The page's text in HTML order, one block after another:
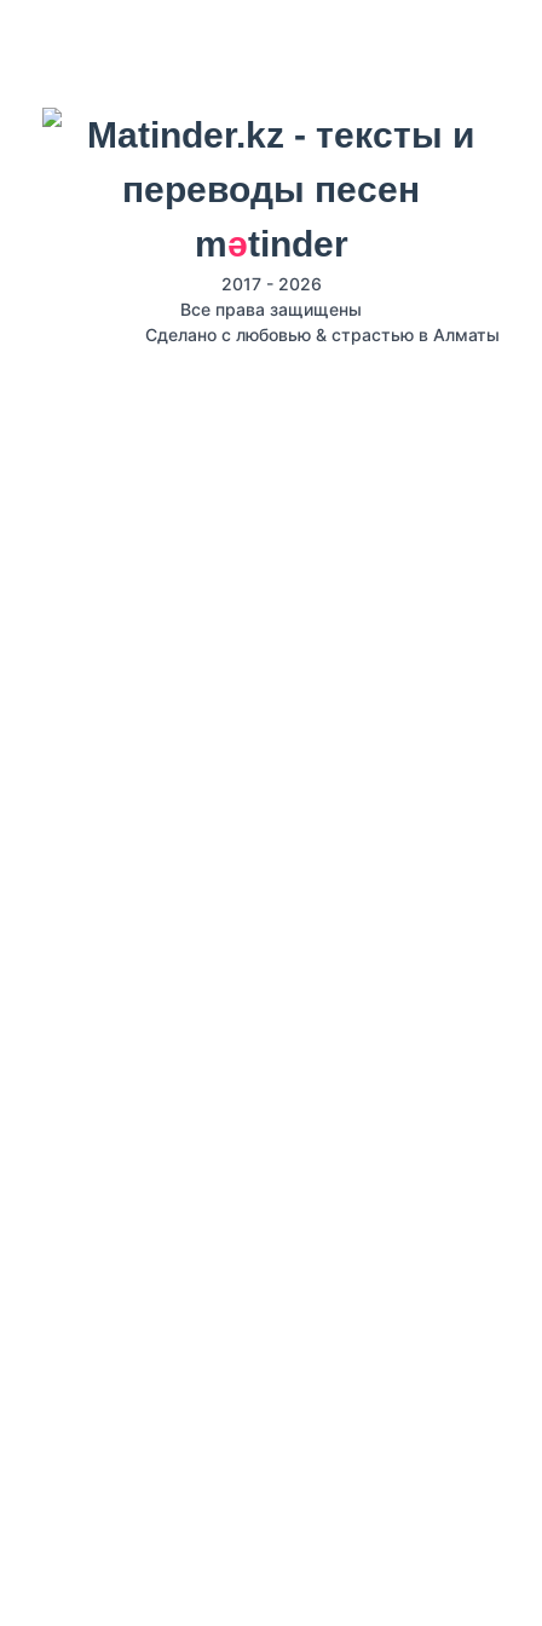
mәtinder
2017 - 2026
Все права защищены
Сделано с любовью & страстью в Алматы